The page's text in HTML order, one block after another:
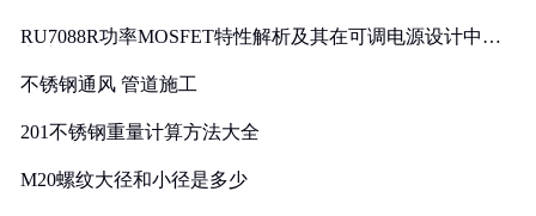
RU7088R功率MOSFET特性解析及其在可调电源设计中的
不锈钢通风 管道施工
201不锈钢重量计算方法大全
M20螺纹大径和小径是多少